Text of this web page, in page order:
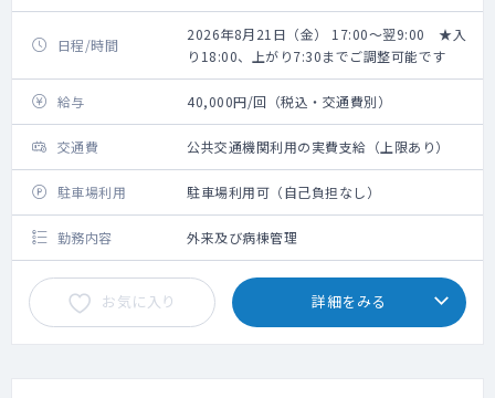
日程/時間
2026年8月21日（金） 17:00～翌9:00 ★入
り18:00、上がり7:30までご調整可能です
給与 40,000円/回（税込・交通費別）
交通費 公共交通機関利用の実費支給（上限あり）
駐車場利用 駐車場利用可（自己負担なし）
勤務内容 外来及び病棟管理
お気に入り 詳細をみる